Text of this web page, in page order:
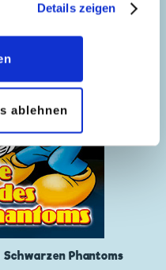
in der
Details zeigen
ablehnen
Phantoms